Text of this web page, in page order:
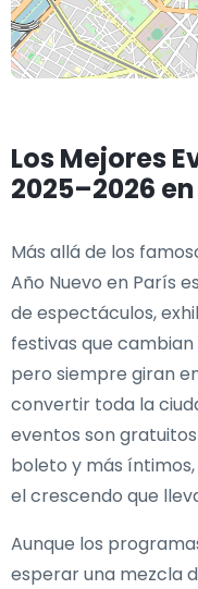
Los Mejores
2025–2026
Más allá de los
Año Nuevo en París
de espectáculos,
festivas que
pero siempre giran
convertir toda la
eventos son
boleto y más
el crescendo que
Aunque los
esperar una mezcla